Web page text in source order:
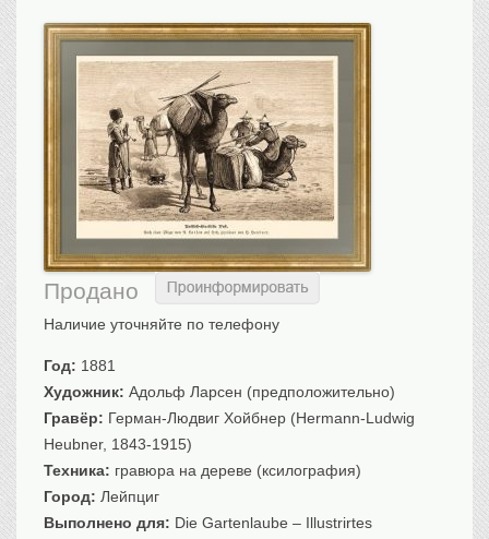
Москва
Санкт-Петербург
Российская империя
Прочие
Старинные карты
Российская империя
Европа
Мир
Исторические карты
Виды городов
Москва
Санкт-Петербург
Российская империя
Прочие
Севастополь, Крым
Ценные бумаги
История моды. Униформа
Продано
Наличие уточняйте по телефону
Год: 1881
Художник: Адольф Ларсен (предположительно)
Гравёр: Герман-Людвиг Хойбнер (Hermann-Ludwig
Heubner, 1843-1915)
Техника: гравюра на дереве (ксилография)
Город: Лейпциг
Выполнено для: Die Gartenlaube – Illustrirtes